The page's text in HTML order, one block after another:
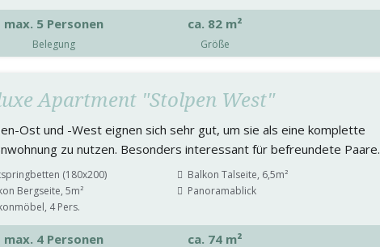
max. 5 Personen
Belegung
ca. 82 m²
Größe
Apartment "Stolpen West"
Ost und -West eignen sich sehr gut, um sie als eine komplette
zu nutzen. Besonders interessant für befreundete Paare.
(180x200)
Balkon Talseite, 6,5m²
Bergseite, 5m²
Panoramablick
4 Pers.
max. 4 Personen ca. 74 m²